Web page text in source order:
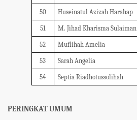
50 Huseinatul Azizah Harahap
51 M. Jihad Kharisma Sulaiman
52 Muflihah Amelia
53 Sarah Angelia
54 Septia Riadhotussolihah
PERINGKAT UMUM